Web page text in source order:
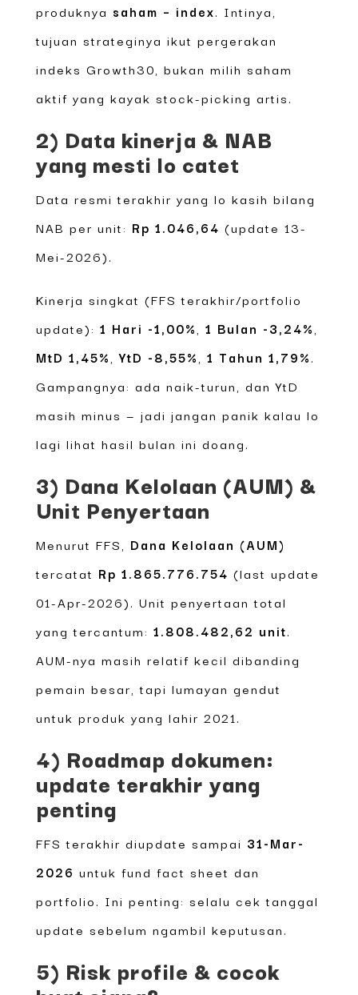
produknya saham – index. Intinya,
tujuan strateginya ikut pergerakan
indeks Growth30, bukan milih saham
aktif yang kayak stock-picking artis.
2) Data kinerja & NAB
yang mesti lo catet
Data resmi terakhir yang lo kasih bilang
NAB per unit: Rp 1.046,64 (update 13-
Mei-2026).
Kinerja singkat (FFS terakhir/portfolio
update): 1 Hari -1,00% 1 Bulan -3,24%
MtD 1,45% ,YtD -8,55% 1 Tahun 1,79%.
Gampangnya: ada naik-turun, dan YtD
masih minus — jadi jangan panik kalau lo
lagi lihat hasil bulan ini doang.
3) Dana Kelolaan (AUM) &
Unit Penyertaan
Menurut FFS, Dana Kelolaan (AUM)
tercatat Rp 1.865.776.754 (last update
01-Apr-2026). Unit penyertaan total
yang tercantum: 1.808.482,62 unit.
AUM-nya masih relatif kecil dibanding
pemain besar, tapi lumayan gendut
untuk produk yang lahir 2021.
4) Roadmap dokumen:
update terakhir yang
penting
FFS terakhir diupdate sampai 31-Mar-
2026 untuk fund fact sheet dan
portfolio. Ini penting: selalu cek tanggal
update sebelum ngambil keputusan.
5) Risk profile & cocok